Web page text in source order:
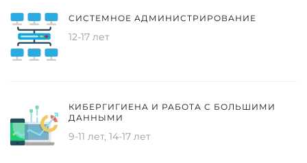
СИСТЕМНОЕ АДМИНИСТРИРОВАНИЕ
12-17 лет
КИБЕРГИГИЕНА И РАБОТА С БОЛЬШИМИ
ДАННЫМИ
9-11 лет, 14-17 лет